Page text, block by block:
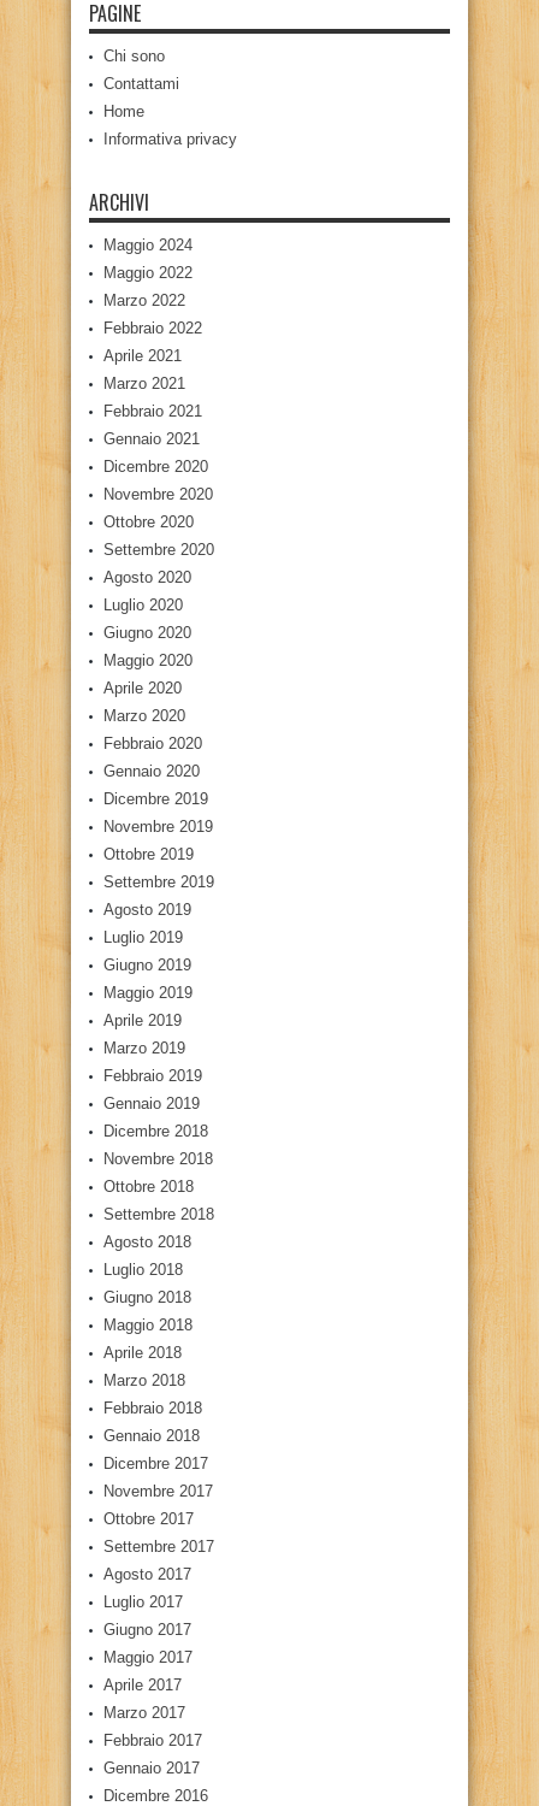
PAGINE
Chi sono
Contattami
Home
Informativa privacy
ARCHIVI
Maggio 2024
Maggio 2022
Marzo 2022
Febbraio 2022
Aprile 2021
Marzo 2021
Febbraio 2021
Gennaio 2021
Dicembre 2020
Novembre 2020
Ottobre 2020
Settembre 2020
Agosto 2020
Luglio 2020
Giugno 2020
Maggio 2020
Aprile 2020
Marzo 2020
Febbraio 2020
Gennaio 2020
Dicembre 2019
Novembre 2019
Ottobre 2019
Settembre 2019
Agosto 2019
Luglio 2019
Giugno 2019
Maggio 2019
Aprile 2019
Marzo 2019
Febbraio 2019
Gennaio 2019
Dicembre 2018
Novembre 2018
Ottobre 2018
Settembre 2018
Agosto 2018
Luglio 2018
Giugno 2018
Maggio 2018
Aprile 2018
Marzo 2018
Febbraio 2018
Gennaio 2018
Dicembre 2017
Novembre 2017
Ottobre 2017
Settembre 2017
Agosto 2017
Luglio 2017
Giugno 2017
Maggio 2017
Aprile 2017
Marzo 2017
Febbraio 2017
Gennaio 2017
Dicembre 2016